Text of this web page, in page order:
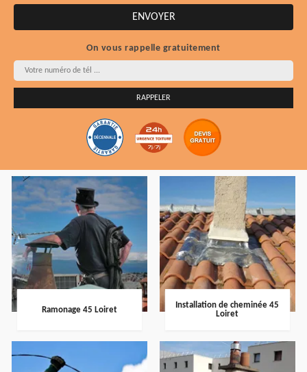
On vous rappelle gratuitement
Ramonage 45 Loiret
Installation de cheminée 45
Loiret